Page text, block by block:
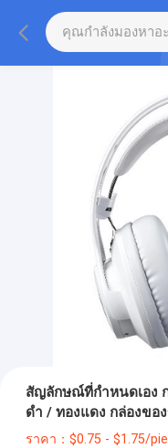
สัญลักษณ์ที่กําหนดเอง
ดํา / ทองแดง กล่องขอ
ราคา：$0.75 - $1.75/